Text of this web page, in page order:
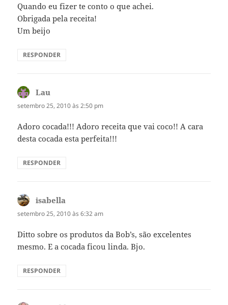
Quando eu fizer te conto o que achei.
Obrigada pela receita!
Um beijo
RESPONDER
Lau
setembro 25, 2010 às 2:50 pm
Adoro cocada!!! Adoro receita que vai coco!! A cara
desta cocada esta perfeita!!!
RESPONDER
isabella
setembro 25, 2010 às 6:32 am
Ditto sobre os produtos da Bob’s, são excelentes
mesmo. E a cocada ficou linda. Bjo.
RESPONDER